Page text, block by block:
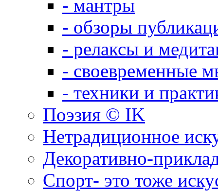
- мантры
- обзоры
- релаксы и
- своевременные
- техники и
Поэзия © IK
Нетрадиционное
Декоративно-
Спорт- это тоже